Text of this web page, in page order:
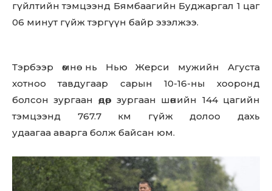
гүйлтийн тэмцээнд Бямбаагийн Буджаргал 1 цаг
06 минут гүйж тэргүүн байр эзэлжээ.
Тэрбээр өмнө нь Нью Жерси мужийн Агуста
хотноо тавдугаар сарын 10-16-ны хооронд
болсон зургаан өдөр зургаан шөнийн 144 цагийн
тэмцээнд 767.7 км гүйж долоо дахь
удаагаа аварга болж байсан юм.